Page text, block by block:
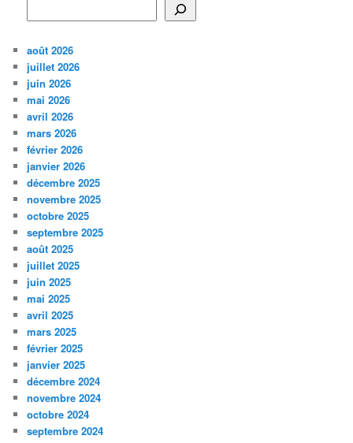
août 2026
juillet 2026
juin 2026
mai 2026
avril 2026
mars 2026
février 2026
janvier 2026
décembre 2025
novembre 2025
octobre 2025
septembre 2025
août 2025
juillet 2025
juin 2025
mai 2025
avril 2025
mars 2025
février 2025
janvier 2025
décembre 2024
novembre 2024
octobre 2024
septembre 2024